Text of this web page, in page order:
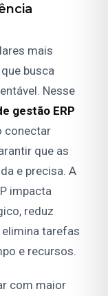
mais
busca
Nesse
gestão ERP
conectar
que as
e precisa. A
impacta
reduz
tarefas
e recursos.
com maior